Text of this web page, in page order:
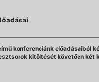
konferenciánk előadásaiból
kitöltését követően két